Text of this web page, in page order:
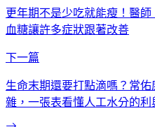
更年期不是少吃就能瘦！醫
血糖讓許多症狀跟著改善
下一篇
生命末期還要打點滴嗎？常
雜，一張表看懂人工水分的利